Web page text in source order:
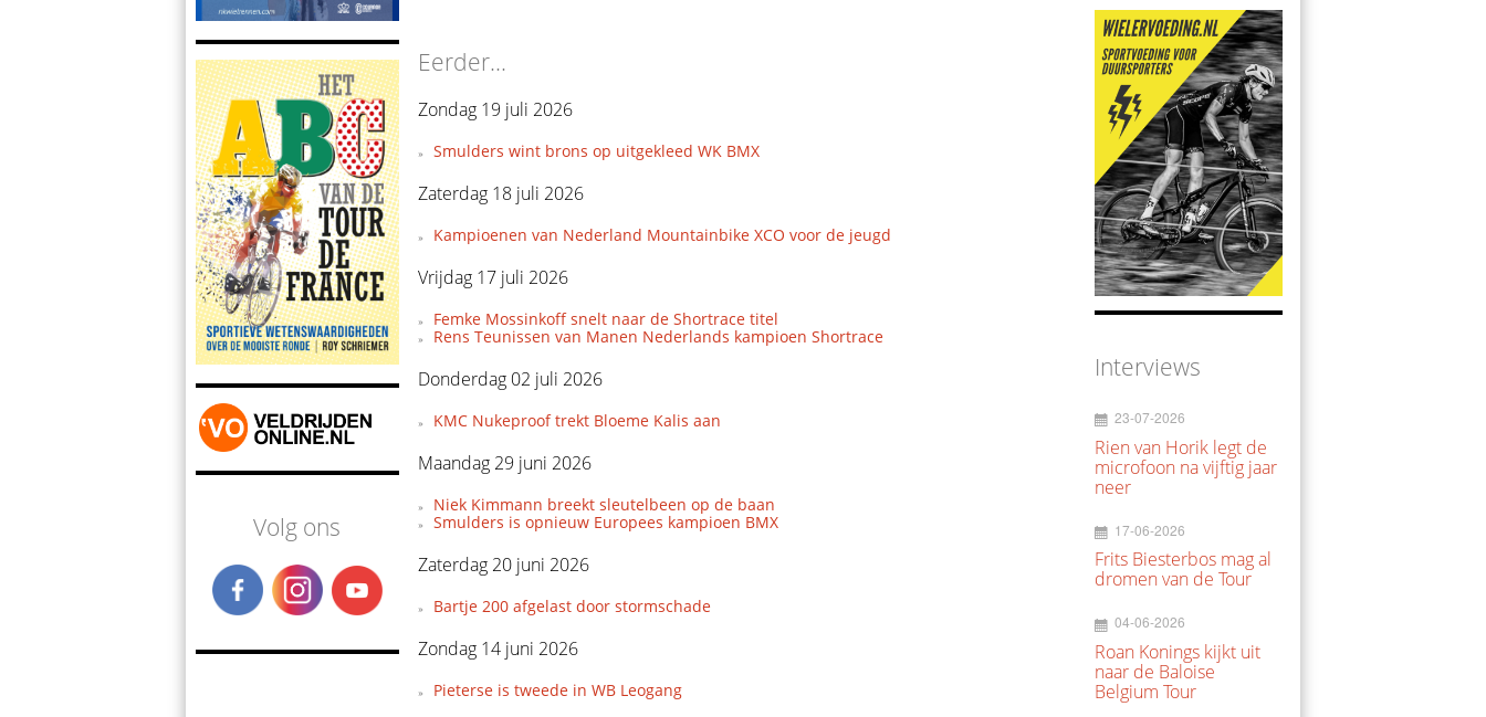
Volg ons
Eerder...
Zondag 19 juli 2026
Smulders wint brons op uitgekleed WK BMX
Zaterdag 18 juli 2026
Kampioenen van Nederland Mountainbike XCO voor de jeugd
Vrijdag 17 juli 2026
Femke Mossinkoff snelt naar de Shortrace titel
Rens Teunissen van Manen Nederlands kampioen Shortrace
Donderdag 02 juli 2026
KMC Nukeproof trekt Bloeme Kalis aan
Maandag 29 juni 2026
Niek Kimmann breekt sleutelbeen op de baan
Smulders is opnieuw Europees kampioen BMX
Zaterdag 20 juni 2026
Bartje 200 afgelast door stormschade
Zondag 14 juni 2026
Pieterse is tweede in WB Leogang
Interviews
23-07-2026
Rien van Horik legt de
microfoon na vijftig jaar
neer
17-06-2026
Frits Biesterbos mag al
dromen van de Tour
04-06-2026
Roan Konings kijkt uit
naar de Baloise
Belgium Tour